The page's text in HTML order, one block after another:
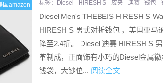
国amazon 标签： Diesel HIRESH S 皮夹 迪赛 钱包
Diesel Men's THEBEIS HIRESH S-
HIRESH S 男式对折钱包 ，美国亚马
降至2.4折。 Diesel 迪赛 HIRESH S
革制成，正面饰有小巧的Diesel金属
钱袋，大钞位... 阅读全文